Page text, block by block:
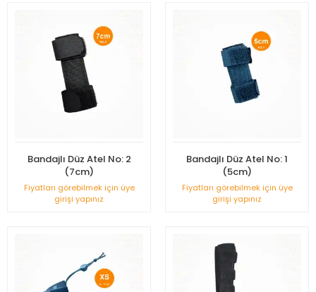
Bandajlı Düz Atel No: 2
(7cm)
Fiyatları görebilmek için üye
girişi yapınız
Bandajlı Düz Atel No: 1
(5cm)
Fiyatları görebilmek için üye
girişi yapınız